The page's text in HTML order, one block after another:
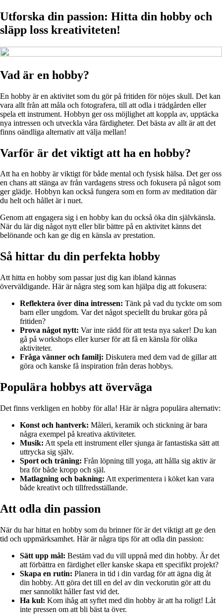
Utforska din passion: Hitta din hobby och
släpp loss kreativiteten!
Vad är en hobby?
En hobby är en aktivitet som du gör på fritiden för nöjes skull. Det kan
vara allt från att måla och fotografera, till att odla i trädgården eller
spela ett instrument. Hobbyn ger oss möjlighet att koppla av, upptäcka
nya intressen och utveckla våra färdigheter. Det bästa av allt är att det
finns oändliga alternativ att välja mellan!
Varför är det viktigt att ha en hobby?
Att ha en hobby är viktigt för både mental och fysisk hälsa. Det ger oss
en chans att stänga av från vardagens stress och fokusera på något som
ger glädje. Hobbyn kan också fungera som en form av meditation där
du helt och hållet är i nuet.
Genom att engagera sig i en hobby kan du också öka din självkänsla.
När du lär dig något nytt eller blir bättre på en aktivitet känns det
belönande och kan ge dig en känsla av prestation.
Så hittar du din perfekta hobby
Att hitta en hobby som passar just dig kan ibland kännas
överväldigande. Här är några steg som kan hjälpa dig att fokusera:
Reflektera över dina intressen: Tänk på vad du tyckte om som
barn eller ungdom. Var det något speciellt du brukar göra på
fritiden?
Prova något nytt: Var inte rädd för att testa nya saker! Du kan
gå på workshops eller kurser för att få en känsla för olika
aktiviteter.
Fråga vänner och familj: Diskutera med dem vad de gillar att
göra och kanske få inspiration från deras hobbys.
Populära hobbys att överväga
Det finns verkligen en hobby för alla! Här är några populära alternativ:
Konst och hantverk: Måleri, keramik och stickning är bara
några exempel på kreativa aktiviteter.
Musik: Att spela ett instrument eller sjunga är fantastiska sätt att
uttrycka sig själv.
Sport och träning: Från löpning till yoga, att hålla sig aktiv är
bra för både kropp och själ.
Matlagning och bakning: Att experimentera i köket kan vara
både kreativt och tillfredsställande.
Att odla din passion
När du har hittat en hobby som du brinner för är det viktigt att ge den
tid och uppmärksamhet. Här är några tips för att odla din passion:
Sätt upp mål: Bestäm vad du vill uppnå med din hobby. Är det
att förbättra en färdighet eller kanske skapa ett specifikt projekt?
Skapa en rutin: Planera in tid i din vardag för att ägna dig åt
din hobby. Att göra det till en del av din veckorutin gör att du
mer sannolikt håller fast vid det.
Ha kul: Kom ihåg att syftet med din hobby är att ha roligt! Låt
inte pressen om att bli bäst ta över.